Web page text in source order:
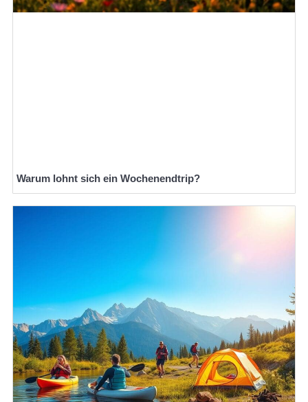
Warum lohnt sich ein Wochenendtrip?